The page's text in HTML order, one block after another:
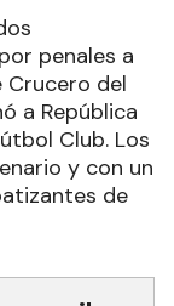
penales a
Crucero del
a República
Club. Los
y con un
de